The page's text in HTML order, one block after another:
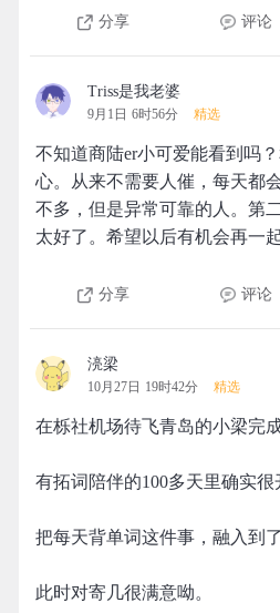
分享 评论
Triss是我老婆
9月1日 6时56分 精选
不知道商陆er小可爱能看到吗
心。从来不需要人催，每天都
不多，但是异常可靠的人。第
分享 评论
湸梁
10月27日 19时42分 精选
在栎社机场待飞青岛的小梁完
有拓词陪伴的100多天里确实很
把每天背单词这件事，融入到
此时对寄几很满意呦。